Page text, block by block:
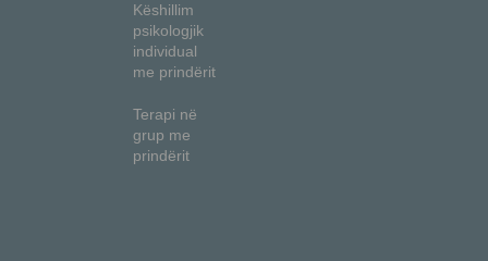
Këshillim
psikologjik
individual
me prindërit
Terapi në
grup me
prindërit